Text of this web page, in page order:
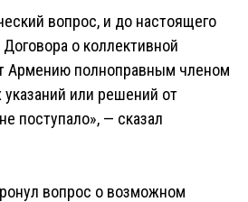
вопрос, и до настоящего
о коллективной
Армению полноправным членом
или решений от
поступало», — сказал
вопрос о возможном